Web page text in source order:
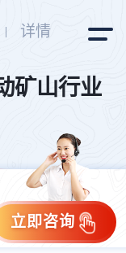
详情
矿山行业
立即咨询